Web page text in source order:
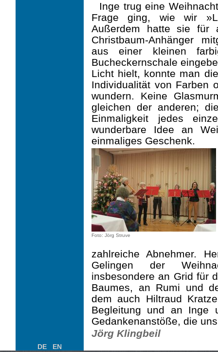
Inge trug eine
Frage ging, wie wir
Außerdem hatte sie für
Christbaum-Anhänger
aus einer kleinen
Bucheckernschale
Licht hielt, konnte man
Individualität von Farben
wundern. Keine
gleichen der anderen;
Einmaligkeit jedes
wunderbare Idee an
einmaliges Geschenk.
Foto: Jörg Struve
zahlreiche Abnehmer.
Gelingen der
insbesondere an Grid für
Baumes, an Rumi und
dem auch Hil­traud
Beglei­tung und an Inge
Gedankenanstöße, die
Jörg Klingbeil
DE EN